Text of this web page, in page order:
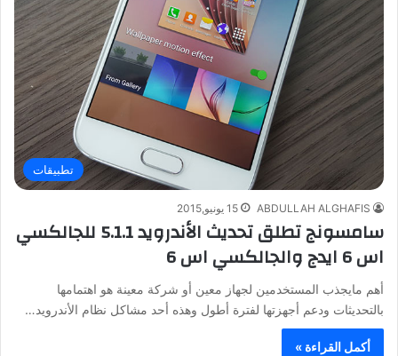
تطبيقات
ABDULLAH ALGHAFIS 15 يونيو,2015
سامسونج تطلق تحديث الأندرويد 5.1.1 للجالكسي
اس 6 ايدج والجالكسي اس 6
أهم مايجذب المستخدمين لجهاز معين أو شركة معينة هو اهتمامها
بالتحديثات ودعم أجهزتها لفترة أطول وهذه أحد مشاكل نظام الأندرويد…
أكمل القراءة »